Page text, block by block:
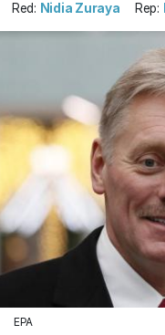
Red: Nidia Zuraya Rep:
EPA